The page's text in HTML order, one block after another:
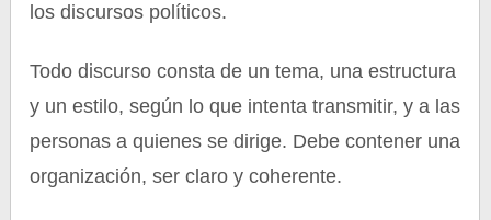
los discursos políticos.
Todo discurso consta de un tema, una estructura
y un estilo, según lo que intenta transmitir, y a las
personas a quienes se dirige. Debe contener una
organización, ser claro y coherente.